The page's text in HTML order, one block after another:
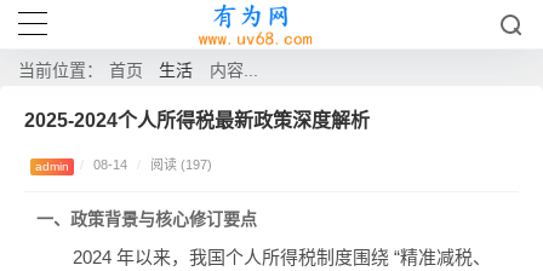
当前位置： 首页 生活 内容...
2025-2024个人所得税最新政策深度解析
admin / 08-14 / 阅读 (197)
一、政策背景与核心修订要点
2024 年以来，我国个人所得税制度围绕 “精准减税、